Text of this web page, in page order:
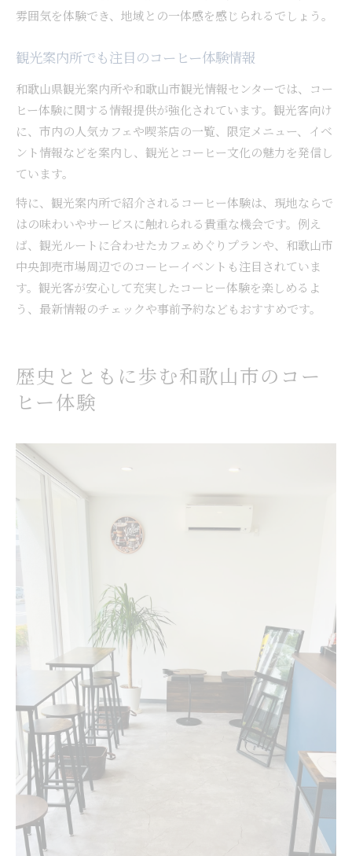
雰囲気を体験でき、地域との一体感を感じられるでしょう。
観光案内所でも注目のコーヒー体験情報
和歌山県観光案内所や和歌山市観光情報センターでは、コー
ヒー体験に関する情報提供が強化されています。観光客向け
に、市内の人気カフェや喫茶店の一覧、限定メニュー、イベ
ント情報などを案内し、観光とコーヒー文化の魅力を発信し
ています。
特に、観光案内所で紹介されるコーヒー体験は、現地ならで
はの味わいやサービスに触れられる貴重な機会です。例え
ば、観光ルートに合わせたカフェめぐりプランや、和歌山市
中央卸売市場周辺でのコーヒーイベントも注目されていま
す。観光客が安心して充実したコーヒー体験を楽しめるよ
う、最新情報のチェックや事前予約などもおすすめです。
歴史とともに歩む和歌山市のコー
ヒー体験